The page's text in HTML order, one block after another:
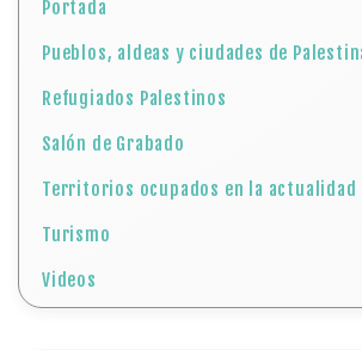
Portada
Pueblos, aldeas y ciudades de
Refugiados Palestinos
Salón de Grabado
Territorios ocupados en la actualidad
Turismo
Videos